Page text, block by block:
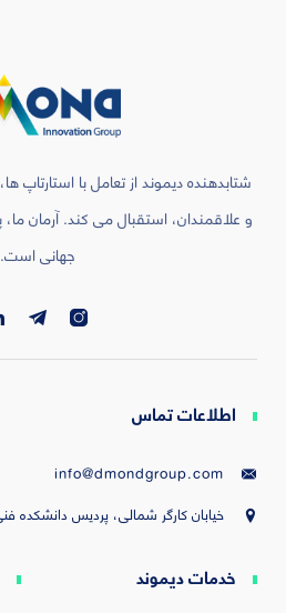
شتابدهنده دیموند از تعامل با
و علاقمندان، استقبال می کند. آرمان
جهانی است.
اطلاعات تماس
info@dmondgroup.com
خیابان کارگر شمالی، پردیس دانشکده
خدمات دیموند